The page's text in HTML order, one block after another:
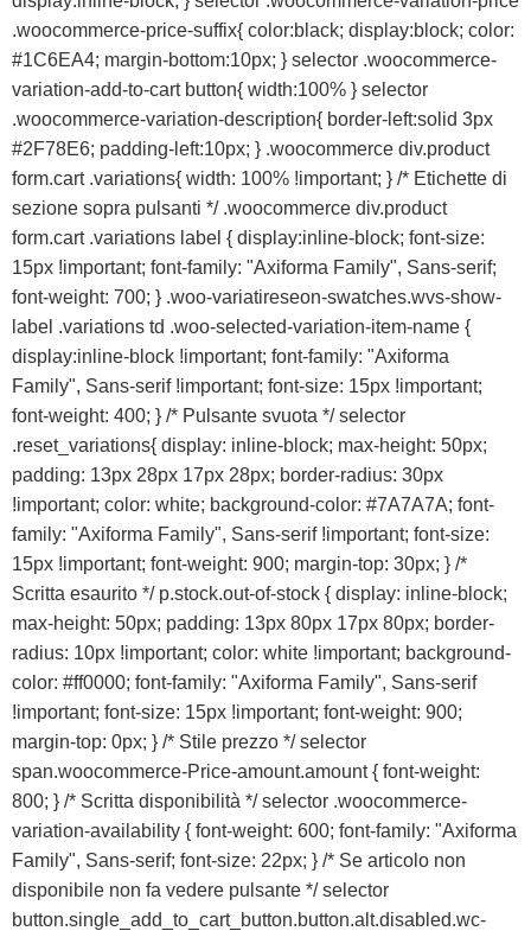
.woocommerce-price-suffix{ color:black; display:block; color:
#1C6EA4; margin-bottom:10px; } selector .woocommerce-
variation-add-to-cart button{ width:100% } selector
.woocommerce-variation-description{ border-left:solid 3px
#2F78E6; padding-left:10px; } .woocommerce div.product
form.cart .variations{ width: 100% !important; } /* Etichette di
sezione sopra pulsanti */ .woocommerce div.product
form.cart .variations label { display:inline-block; font-size:
15px !important; font-family: "Axiforma Family", Sans-serif;
font-weight: 700; } .woo-variatireseon-swatches.wvs-show-
label .variations td .woo-selected-variation-item-name {
display:inline-block !important; font-family: "Axiforma
Family", Sans-serif !important; font-size: 15px !important;
font-weight: 400; } /* Pulsante svuota */ selector
.reset_variations{ display: inline-block; max-height: 50px;
padding: 13px 28px 17px 28px; border-radius: 30px
!important; color: white; background-color: #7A7A7A; font-
family: "Axiforma Family", Sans-serif !important; font-size:
15px !important; font-weight: 900; margin-top: 30px; } /*
Scritta esaurito */ p.stock.out-of-stock { display: inline-block;
max-height: 50px; padding: 13px 80px 17px 80px; border-
radius: 10px !important; color: white !important; background-
color: #ff0000; font-family: "Axiforma Family", Sans-serif
!important; font-size: 15px !important; font-weight: 900;
margin-top: 0px; } /* Stile prezzo */ selector
span.woocommerce-Price-amount.amount { font-weight:
800; } /* Scritta disponibilità */ selector .woocommerce-
variation-availability { font-weight: 600; font-family: "Axiforma
Family", Sans-serif; font-size: 22px; } /* Se articolo non
disponibile non fa vedere pulsante */ selector
button.single_add_to_cart_button.button.alt.disabled.wc-